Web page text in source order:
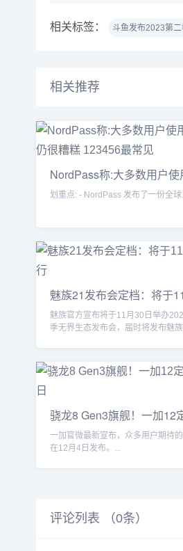
相关标签： 斗鱼发布2023第
相关推荐
NordPass称:大多数用户使
习
划重点: - NordPass 发布了一份全
魅族21发布会定档：将于
日举行
魅族官方宣布将于11月30日举办
季无界生态发布会，届时将发布魅
骁龙8 Gen3旗舰！一加12
月4日
一加官微最新宣布，众多用户期待
在12月4日发布。...
评论列表 （0条）